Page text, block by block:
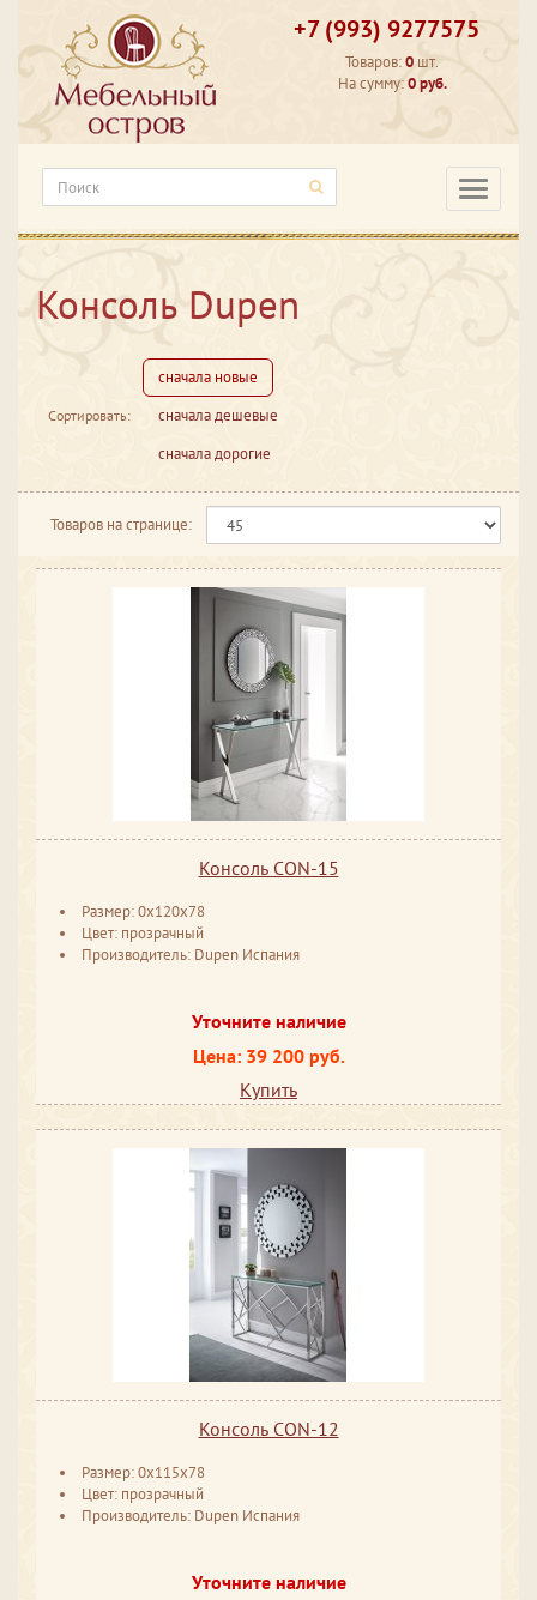
+7 (993) 9277575
Товаров:0 шт.
На сумму:0 руб.
Консоль Dupen
Сортировать:
сначала новые
сначала дешевые
сначала дорогие
Товаров на странице:
Консоль CON-15
Размер: 0x120x78
Цвет: прозрачный
Производитель: Dupen Испания
Уточните наличие
Цена: 39 200 руб.
Купить
Консоль CON-12
Размер: 0x115x78
Цвет: прозрачный
Производитель: Dupen Испания
Уточните наличие